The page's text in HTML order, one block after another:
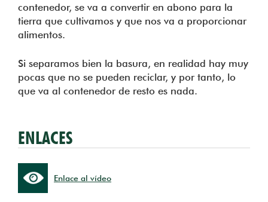
contenedor, se va a convertir en abono para la
tierra que cultivamos y que nos va a proporcionar
alimentos.
Si separamos bien la basura, en realidad hay muy
pocas que no se pueden reciclar, y por tanto, lo
que va al contenedor de resto es nada.
ENLACES
Enlace al vídeo